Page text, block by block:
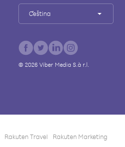
Čeština
© 2026Viber Media S.à r.l.
Rakuten Travel Rakuten Marketing